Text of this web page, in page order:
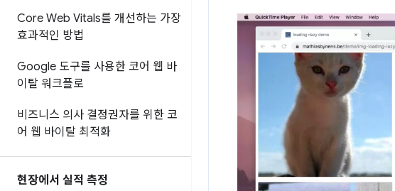
Core Web Vitals를 개선하는 가장
효과적인 방법
Google 도구를 사용한 코어 웹 바
이탈 워크플로
비즈니스 의사 결정권자를 위한 코
어 웹 바이탈 최적화
현장에서 실적 측정